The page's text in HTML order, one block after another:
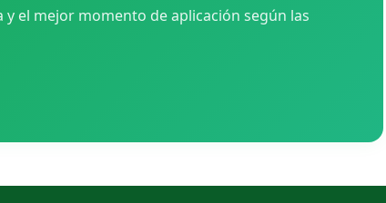
el mejor momento de aplicación según las